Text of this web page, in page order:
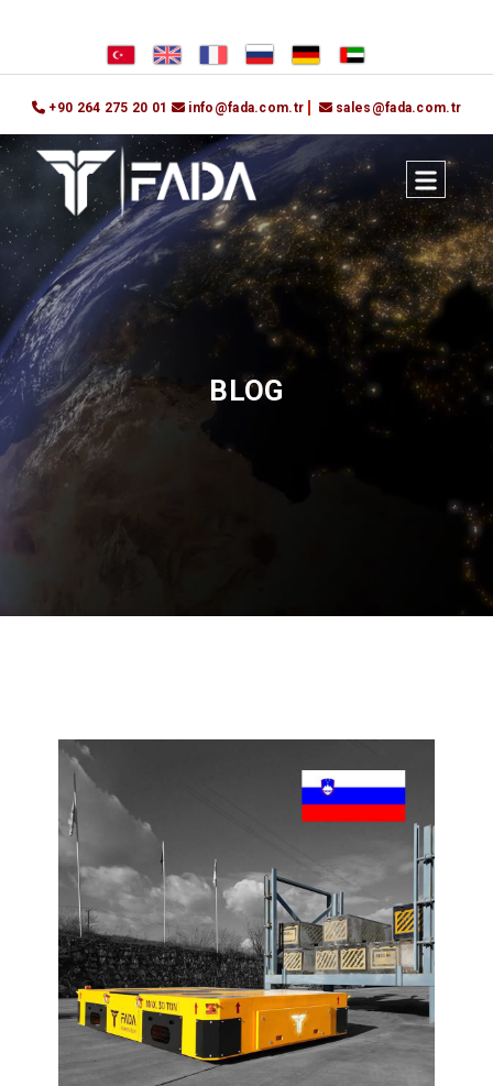
+90 264 275 20 01 info@fada.com.tr sales@fada.com.tr
BLOG